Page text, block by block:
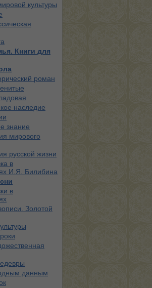
культуры
Книги для
роман
наследие
знание
мирового
русской жизни
в
И.Я. Билибина
в
Золотой
данным